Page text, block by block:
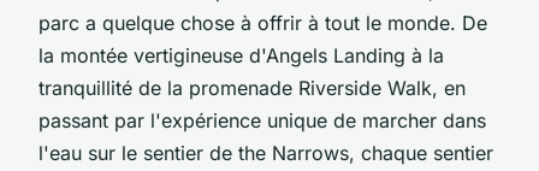
parc a quelque chose à offrir à tout le monde. De
la montée vertigineuse d'Angels Landing à la
tranquillité de la promenade Riverside Walk, en
passant par l'expérience unique de marcher dans
l'eau sur le sentier de the Narrows, chaque sentier